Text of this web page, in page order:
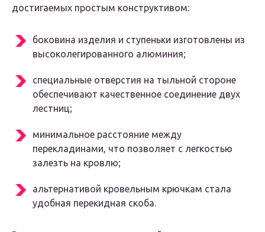
достигаемых простым конструктивом:
боковина изделия и ступеньки изготовлены из
высоколегированного алюминия;
специальные отверстия на тыльной стороне
обеспечивают качественное соединение двух
лестниц;
минимальное расстояние между
перекладинами, что позволяет с легкостью
залезть на кровлю;
альтернативой кровельным крючкам стала
удобная перекидная скоба.